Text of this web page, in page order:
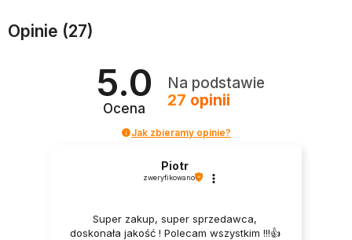
Opinie (27)
5.0
Ocena
Na podstawie
27 opinii
Jak zbieramy opinie?
Piotr
zweryfikowano
Super zakup, super sprzedawca,
doskonała jakość ! Polecam wszystkim !!!👍️